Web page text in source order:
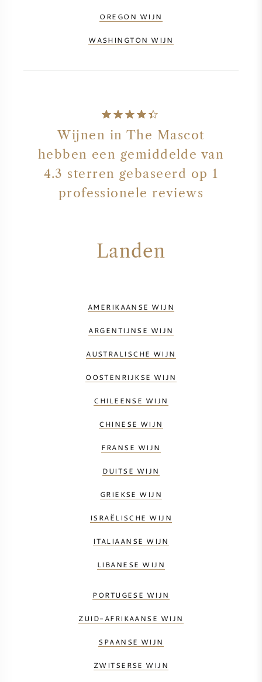
ALLE REGIO'S
OREGON WIJN
WASHINGTON WIJN
Wijnen in The Mascot
hebben een gemiddelde van
4.3 sterren gebaseerd op 1
professionele reviews
Landen
AMERIKAANSE WIJN
ARGENTIJNSE WIJN
AUSTRALISCHE WIJN
OOSTENRIJKSE WIJN
CHILEENSE WIJN
CHINESE WIJN
FRANSE WIJN
DUITSE WIJN
GRIEKSE WIJN
ISRAËLISCHE WIJN
ITALIAANSE WIJN
LIBANESE WIJN
PORTUGESE WIJN
ZUID-AFRIKAANSE WIJN
SPAANSE WIJN
ZWITSERSE WIJN